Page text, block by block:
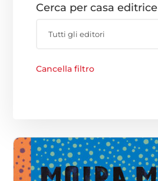
Cerca per casa editrice
Cancella filtro